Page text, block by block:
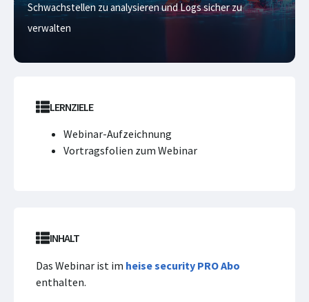
Schwachstellen zu analysieren und Logs sicher zu
verwalten
LERNZIELE
Webinar-Aufzeichnung
Vortragsfolien zum Webinar
INHALT
Das Webinar ist im heise security PRO Abo
enthalten.